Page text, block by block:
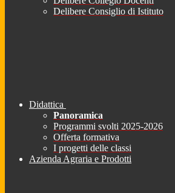
Delibere Consiglio di Istituto
Didattica
Panoramica
Programmi svolti 2025-2026
Offerta formativa
I progetti delle classi
Azienda Agraria e Prodotti